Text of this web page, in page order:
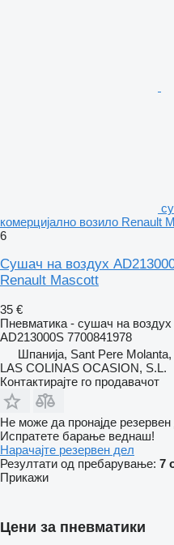
комерцијално возило Renault
6
Сушач на воздух
Renault Mascott
35 €
Пневматика - сушач на воздух
AD213000S 7700841978
Шпанија, Sant Pere
LAS COLINAS OCASION, S.L.
Контактирајте го продавачот
Не може да пронајде
Испратете барање веднаш!
Нарачајте резервен дел
Резултати од пребарување: 7
Прикажи
Цени за пневматики